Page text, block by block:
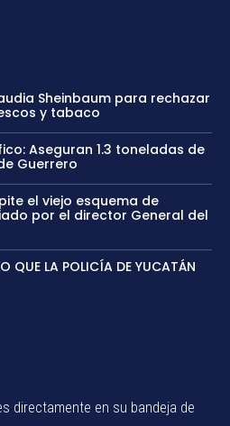
Sheinbaum para rechazar
y tabaco
Aseguran 1.3 toneladas de
Guerrero
el viejo esquema de
por el director General del
QUE LA POLICÍA DE YUCATÁN
directamente en su bandeja de